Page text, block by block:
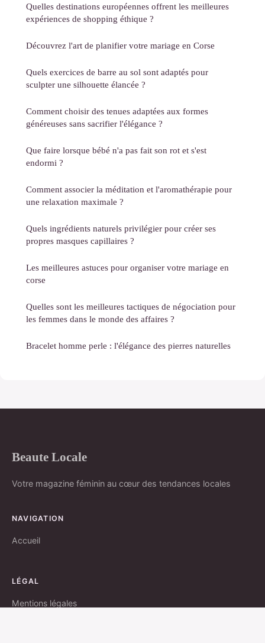
Quelles destinations européennes offrent les meilleures
expériences de shopping éthique ?
Découvrez l'art de planifier votre mariage en Corse
Quels exercices de barre au sol sont adaptés pour
sculpter une silhouette élancée ?
Comment choisir des tenues adaptées aux formes
généreuses sans sacrifier l'élégance ?
Que faire lorsque bébé n'a pas fait son rot et s'est
endormi ?
Comment associer la méditation et l'aromathérapie pour
une relaxation maximale ?
Quels ingrédients naturels privilégier pour créer ses
propres masques capillaires ?
Les meilleures astuces pour organiser votre mariage en
corse
Quelles sont les meilleures tactiques de négociation pour
les femmes dans le monde des affaires ?
Bracelet homme perle : l'élégance des pierres naturelles
Beaute Locale
Votre magazine féminin au cœur des tendances locales
NAVIGATION
Accueil
LÉGAL
Mentions légales